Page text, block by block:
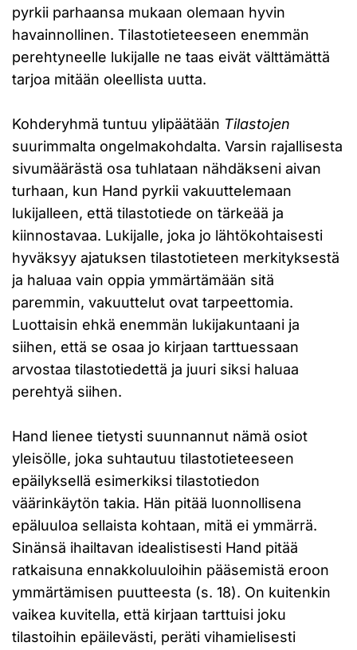
pyrkii parhaansa mukaan olemaan hyvin
havainnollinen. Tilastotieteeseen enemmän
perehtyneelle lukijalle ne taas eivät välttämättä
tarjoa mitään oleellista uutta.
Kohderyhmä tuntuu ylipäätään Tilastojen
suurimmalta ongelmakohdalta. Varsin rajallisesta
sivumäärästä osa tuhlataan nähdäkseni aivan
turhaan, kun Hand pyrkii vakuuttelemaan
lukijalleen, että tilastotiede on tärkeää ja
kiinnostavaa. Lukijalle, joka jo lähtökohtaisesti
hyväksyy ajatuksen tilastotieteen merkityksestä
ja haluaa vain oppia ymmärtämään sitä
paremmin, vakuuttelut ovat tarpeettomia.
Luottaisin ehkä enemmän lukijakuntaani ja
siihen, että se osaa jo kirjaan tarttuessaan
arvostaa tilastotiedettä ja juuri siksi haluaa
perehtyä siihen.
Hand lienee tietysti suunnannut nämä osiot
yleisölle, joka suhtautuu tilastotieteeseen
epäilyksellä esimerkiksi tilastotiedon
väärinkäytön takia. Hän pitää luonnollisena
epäluuloa sellaista kohtaan, mitä ei ymmärrä.
Sinänsä ihailtavan idealistisesti Hand pitää
ratkaisuna ennakkoluuloihin pääsemistä eroon
ymmärtämisen puutteesta (s. 18). On kuitenkin
vaikea kuvitella, että kirjaan tarttuisi joku
tilastoihin epäilevästi, peräti vihamielisesti